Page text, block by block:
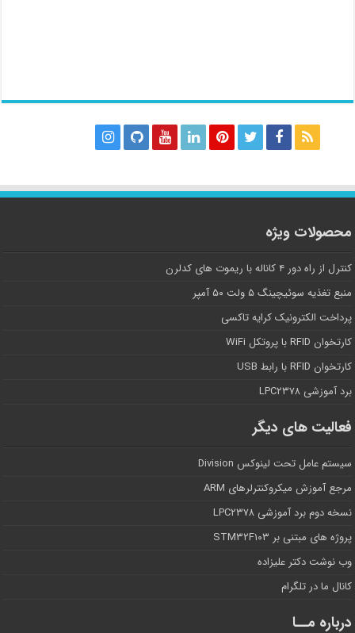
محصولات ویژه
کنترل از راه دور ۴ کاناله با ریموت های کدلرن
منبع تغذیه سوئیچینگ ۵ ولت ۵۰ آمپر
پرداخت الکترونیک کرایه تاکسی
کارتخوان RFID با پروتکل WiFi
کارتخوان RFID با رابط USB
برد آموزشی LPC۲۳۷۸
فعالیت های دیگر
سیستم عامل تحت لینوکس Division
مرجع آموزش میکروکنترلرهای ARM
نسخه دوم برد آموزشی LPC۲۳۷۸
پروژه های مبتنی بر STM۳۲F۱۰۳
وب نوشت دکتر علیزاده
کانال ما در تلگرام
درباره مــا